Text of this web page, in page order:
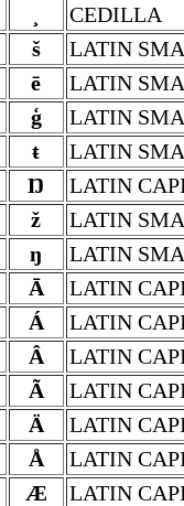
CEDILLA
š
LATIN
ē
LATIN
ģ
LATIN
ŧ
LATIN
Ŋ
LATIN
ž
LATIN
ŋ
LATIN
Ā
LATIN
Á
LATIN
Â
LATIN
Ã
LATIN
Ä
LATIN
Å
LATIN
Æ
LATIN